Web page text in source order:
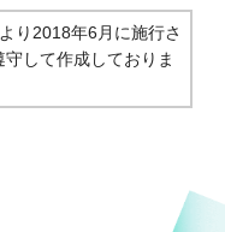
り2018年6月に施行さ
守して作成しておりま